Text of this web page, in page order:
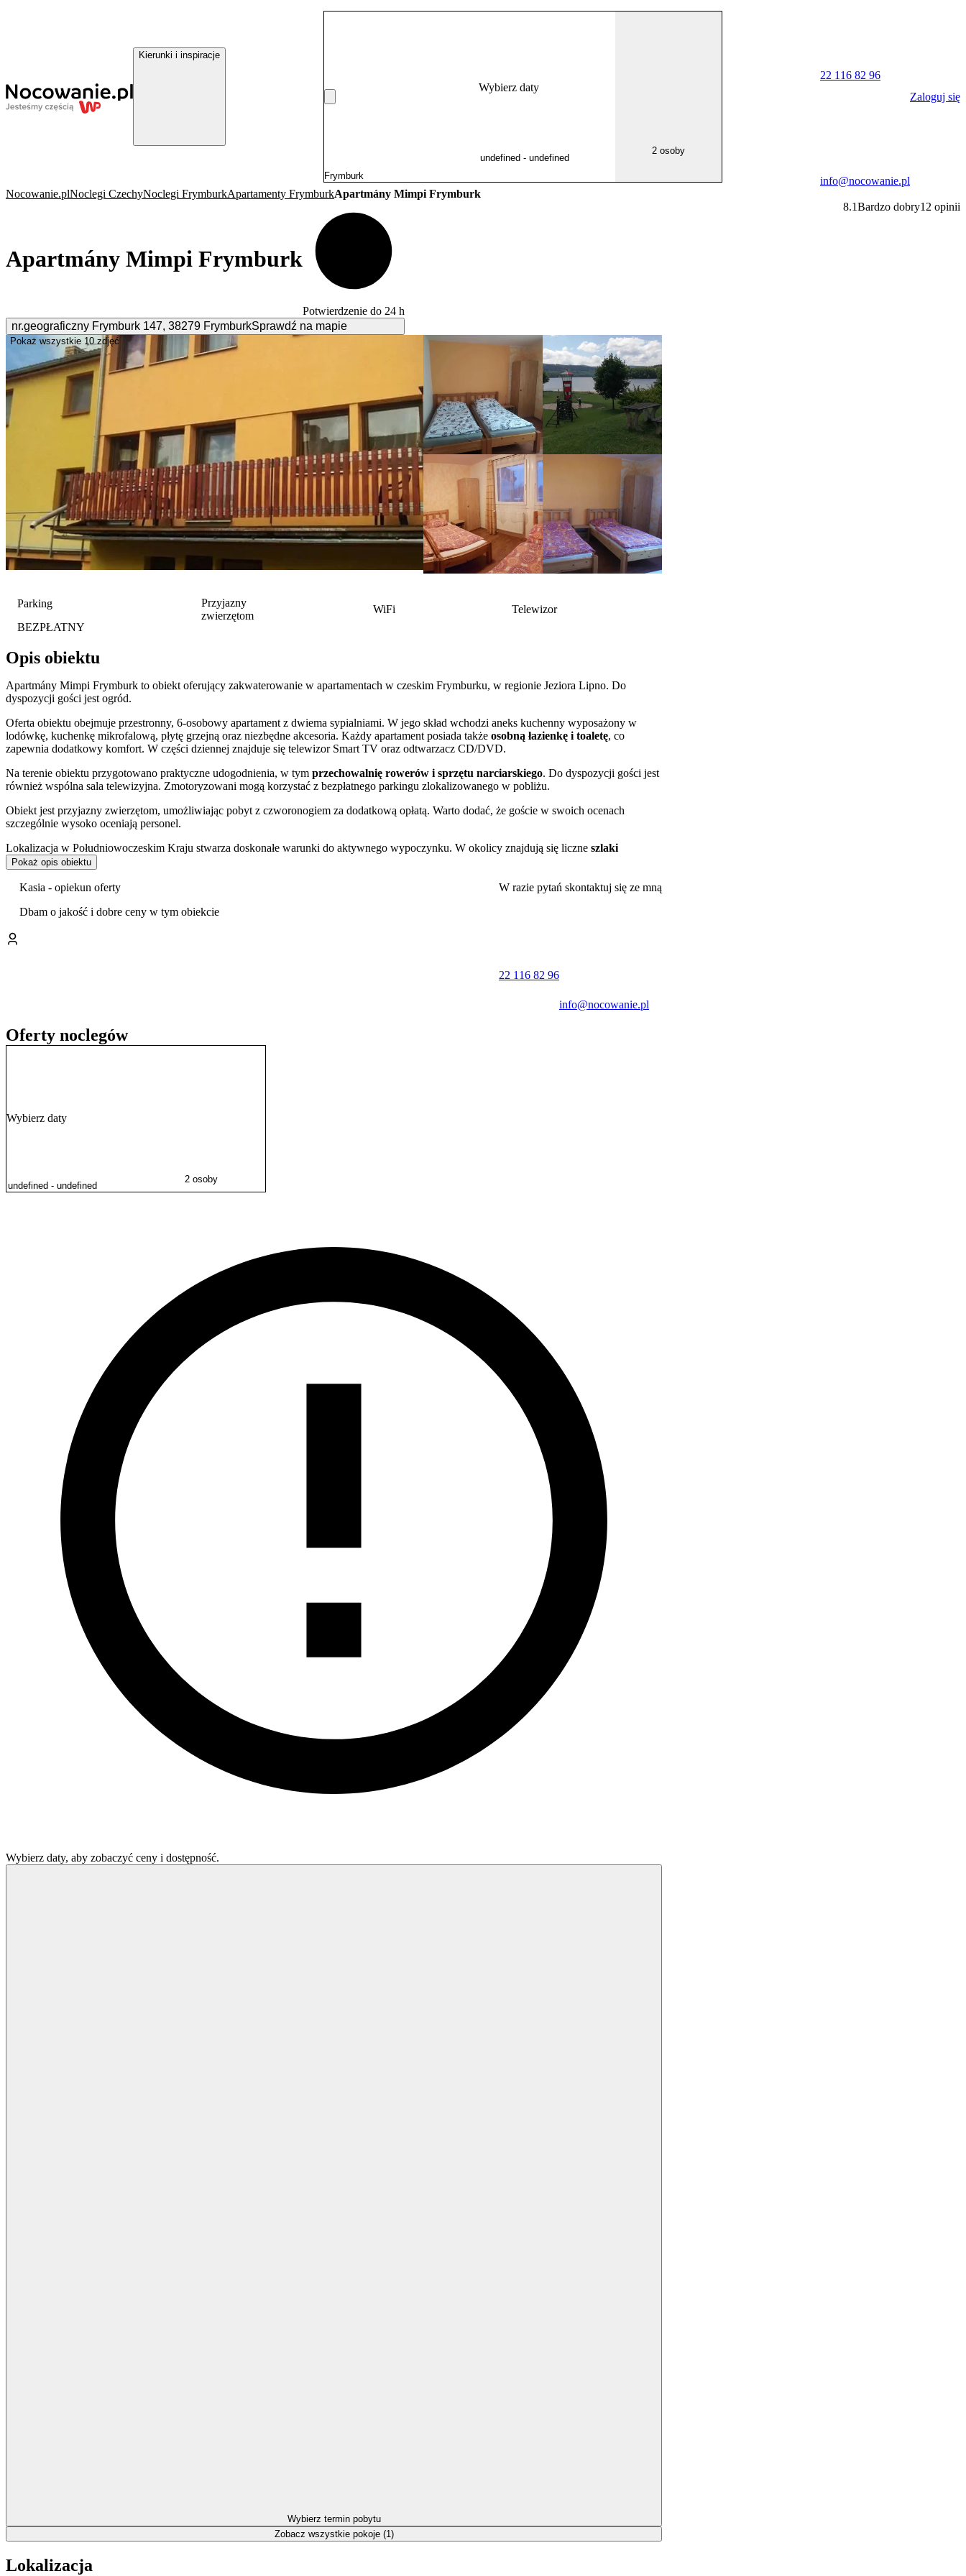
Kierunki i inspiracje
Wybierz daty
2 osoby
22 116 82 96
info@nocowanie.pl
Zaloguj się
Nocowanie.plNoclegi CzechyNoclegi FrymburkApartamenty FrymburkApartmány Mimpi Frymburk
Apartmány Mimpi Frymburk
Potwierdzenie do 24 h
nr.geograficzny Frymburk 147, 38279 FrymburkSprawdź na mapie
8.1Bardzo dobry12 opinii
Pokaż wszystkie 10 zdjęć
Parking
BEZPŁATNY
Przyjazny
zwierzętom
WiFi Telewizor
Opis obiektu
Apartmány Mimpi Frymburk to obiekt oferujący zakwaterowanie w apartamentach w czeskim Frymburku, w regionie Jeziora Lipno. Do
dyspozycji gości jest ogród.
Oferta obiektu obejmuje przestronny, 6-osobowy apartament z dwiema sypialniami. W jego skład wchodzi aneks kuchenny wyposażony w
lodówkę, kuchenkę mikrofalową, płytę grzejną oraz niezbędne akcesoria. Każdy apartament posiada także osobną łazienkę i toaletę, co
zapewnia dodatkowy komfort. W części dziennej znajduje się telewizor Smart TV oraz odtwarzacz CD/DVD.
Na terenie obiektu przygotowano praktyczne udogodnienia, w tym przechowalnię rowerów i sprzętu narciarskiego. Do dyspozycji gości jest
również wspólna sala telewizyjna. Zmotoryzowani mogą korzystać z bezpłatnego parkingu zlokalizowanego w pobliżu.
Obiekt jest przyjazny zwierzętom, umożliwiając pobyt z czworonogiem za dodatkową opłatą. Warto dodać, że goście w swoich ocenach
szczególnie wysoko oceniają personel.
Lokalizacja w Południowoczeskim Kraju stwarza doskonałe warunki do aktywnego wypoczynku. W okolicy znajdują się liczne szlaki
turystyczne i ścieżki rowerowe
miejscem dla miłośników wędkarstwa oraz grzybobrania.
kryty basen, a także liczne punkty gastronomiczne, takie jak pizzerie, kawiarnie i bary. W pobliżu działają również wypożyczalnie sprzętu
Dla miłośników golfa, w odległości 3,8 km od apartamentów znajduje się
Pokaż opis obiektu
Kasia - opiekun oferty
Dbam o jakość i dobre ceny w tym obiekcie
W razie pytań skontaktuj się ze mną
22 116 82 96
info@nocowanie.pl
Lokalizacja
Oferty noclegów
Wybierz daty
2 osoby
Wybierz daty, aby zobaczyć ceny i dostępność.
Wybierz termin pobytu
Zobacz wszystkie pokoje (1)